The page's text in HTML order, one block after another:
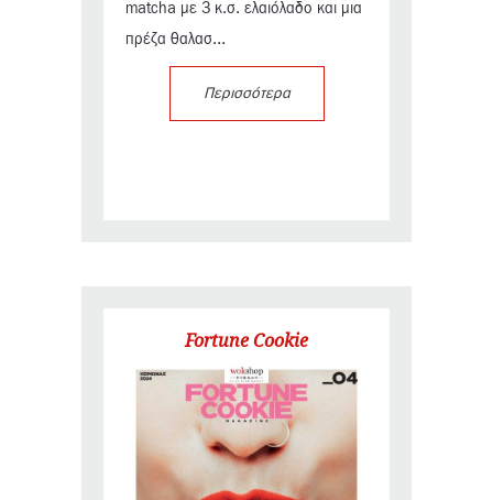
matcha με 3 κ.σ. ελαιόλαδο και μια
πρέζα θαλασ...
Περισσότερα
Fortune Cookie